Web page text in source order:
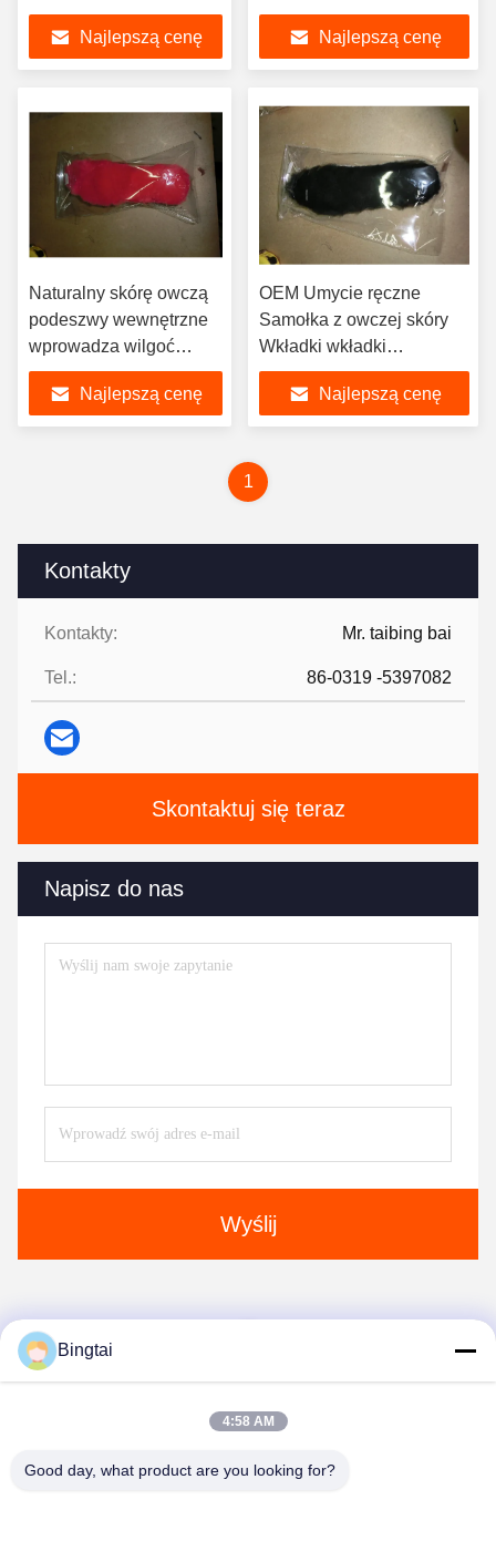
Kontakty
Kontakty: Mr. taibing bai
Tel.: 86-0319 -5397082
Skontaktuj się teraz
Napisz do nas
Wyślij
wewnętrzne buty
Najlepszą cenę
zapach
Najlepszą cenę
Naturalny skórę owczą
podeszwy wewnętrzne
wprowadza wilgoć
Wicking
Najlepszą cenę
OEM Umycie ręczne
Samołka z owczej skóry
Wkładki wkładki
Zastąpienie podeszwy
Najlepszą cenę
1
Bingtai
4:58 AM
Good day, what product are you looking for?